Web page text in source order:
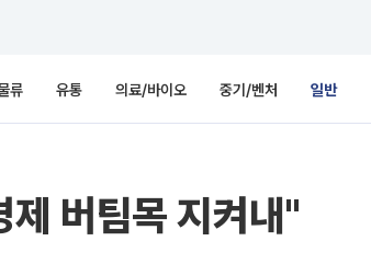
류 유통 의료/바이오 중기/벤처 일반
버팀목 지켜내"